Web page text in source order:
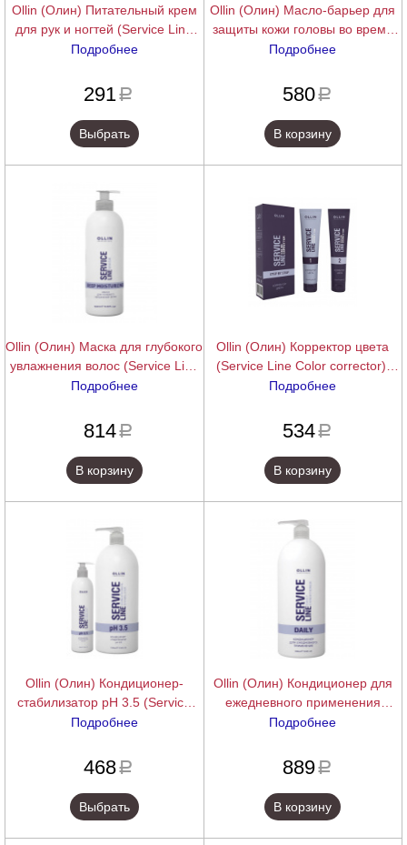
Ollin (Олин) Питательный крем
для рук и ногтей (Service Line
Nourishing Hand&Nail Cream),
Подробнее
291a
Выбрать
Ollin (Олин) Масло-барьер для
защиты кожи головы во время
окрашивания (Service Line Oil-
Подробнее
580a
В корзину
Ollin (Олин) Маска для глубокого
увлажнения волос (Service Line
Deep Moisturizing Mask), 500 мл.
Подробнее
814a
В корзину
Ollin (Олин) Корректор цвета
(Service Line Color corrector),
2х100 мл.
Подробнее
534a
В корзину
Ollin (Олин) Кондиционер-
стабилизатор рН 3.5 (Service
Line Сonditioner-stabilizer pH
Подробнее
468a
Выбрать
Ollin (Олин) Кондиционер для
ежедневного применения
(Service Line), 1000 мл.
Подробнее
889a
В корзину